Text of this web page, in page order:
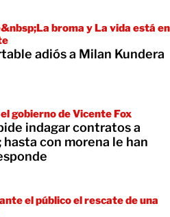
broma y La vida está en
adiós a Milan Kundera
gobierno de Vicente Fox
indagar contratos a
hasta con morena le han
el público el rescate de una